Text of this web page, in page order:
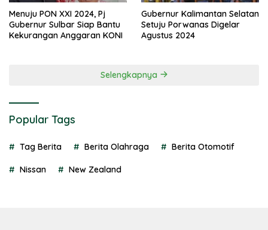
Menuju PON XXI 2024, Pj
Gubernur Sulbar Siap Bantu
Kekurangan Anggaran KONI
Gubernur Kalimantan Selatan
Setuju Porwanas Digelar
Agustus 2024
Selengkapnya
Popular Tags
Tag Berita Berita Olahraga Berita Otomotif
Nissan New Zealand